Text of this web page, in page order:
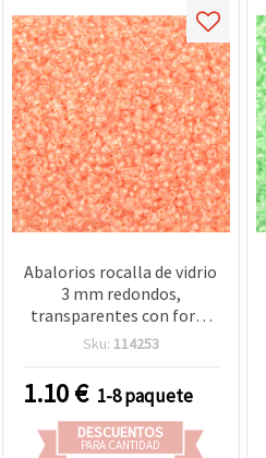
Abalorios rocalla de vidrio
3 mm redondos,
transparentes con forro
interior color melocotón,
cuentas tono coral para
enfilado, creación de
bisutería y manualidades
DIY
Sku: 114253
1.10€ 1-8 paquete
DESCUENTOS
PARA CANTIDAD